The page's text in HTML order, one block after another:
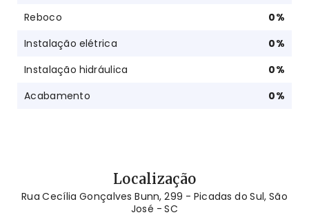
Reboco
0%
Instalação elétrica
0%
Instalação hidráulica
0%
Acabamento
0%
Localização
Rua Cecília Gonçalves Bunn, 299 - Picadas do Sul, São
José - SC